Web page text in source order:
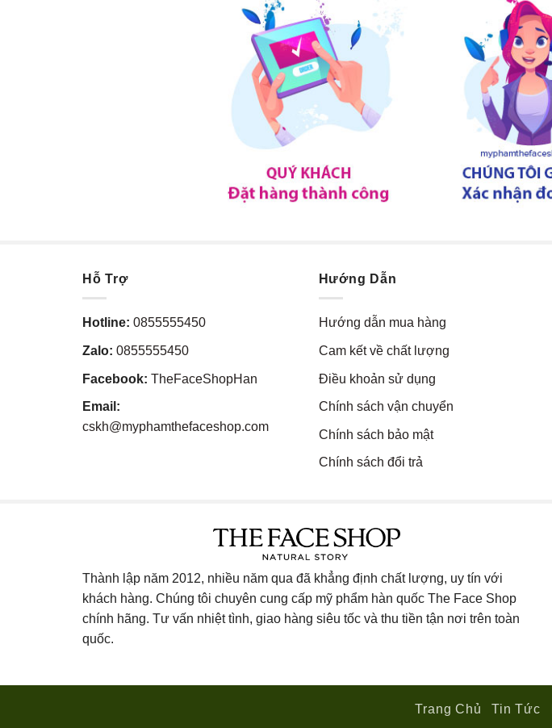
Hỗ Trợ
Hotline: 0855555450
Zalo: 0855555450
Facebook: TheFaceShopHan
Email:
cskh@myphamthefaceshop.com
Hướng Dẫn
Hướng dẫn mua hàng
Cam kết về chất lượng
Điều khoản sử dụng
Chính sách vận chuyển
Chính sách bảo mật
Chính sách đổi trả
Thành lập năm 2012, nhiều năm qua đã khẳng định chất lượng, uy tín với
khách hàng. Chúng tôi chuyên cung cấp mỹ phẩm hàn quốc The Face Shop
chính hãng. Tư vấn nhiệt tình, giao hàng siêu tốc và thu tiền tận nơi trên toàn
quốc.
Trang Chủ Tin Tức